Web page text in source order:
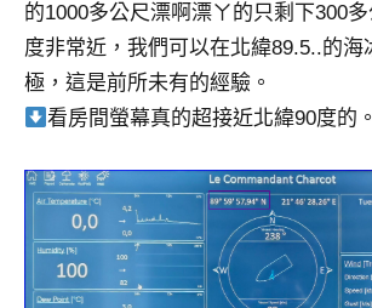
的1000多公尺漂啊漂ㄚ的只剩下300
度非常近，我們可以在北緯89.5..的海
極，這是前所未有的經驗。
看房間螢幕真的超接近北緯90度的。